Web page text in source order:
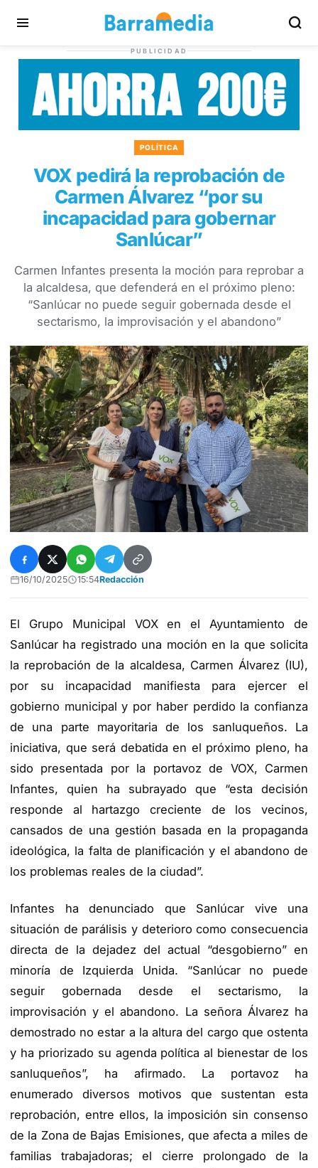
PUBLICIDAD
POLÍTICA
VOX pedirá la reprobación de
Carmen Álvarez “por su
incapacidad para gobernar
Sanlúcar”
Carmen Infantes presenta la moción para reprobar a
la alcaldesa, que defenderá en el próximo pleno:
“Sanlúcar no puede seguir gobernada desde el
sectarismo, la improvisación y el abandono”
16/10/2025 15:54Redacción
El Grupo Municipal VOX en el Ayuntamiento de
Sanlúcar ha registrado una moción en la que solicita
la reprobación de la alcaldesa, Carmen Álvarez (IU),
por su incapacidad manifiesta para ejercer el
gobierno municipal y por haber perdido la confianza
de una parte mayoritaria de los sanluqueños. La
iniciativa, que será debatida en el próximo pleno, ha
sido presentada por la portavoz de VOX, Carmen
Infantes, quien ha subrayado que “esta decisión
responde al hartazgo creciente de los vecinos,
cansados de una gestión basada en la propaganda
ideológica, la falta de planificación y el abandono de
los problemas reales de la ciudad”.
Infantes ha denunciado que Sanlúcar vive una
situación de parálisis y deterioro como consecuencia
directa de la dejadez del actual “desgobierno” en
minoría de Izquierda Unida. “Sanlúcar no puede
seguir gobernada desde el sectarismo, la
improvisación y el abandono. La señora Álvarez ha
demostrado no estar a la altura del cargo que ostenta
y ha priorizado su agenda política al bienestar de los
sanluqueños”, ha afirmado. La portavoz ha
enumerado diversos motivos que sustentan esta
reprobación, entre ellos, la imposición sin consenso
de la Zona de Bajas Emisiones, que afecta a miles de
familias trabajadoras; el cierre prolongado de la